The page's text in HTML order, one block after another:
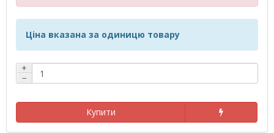
Ціна вказана за одиницю товару
+
−
Купити